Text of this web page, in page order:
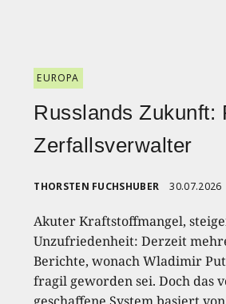
EUROPA
Russlands Zukunft:
Zerfallsverwalter
THORSTEN FUCHSHUBER 30.07.2026
Akuter Kraftstoffmangel,
Unzufriedenheit: Derzeit
Berichte, wonach Wladimir
fragil geworden sei. Doch das